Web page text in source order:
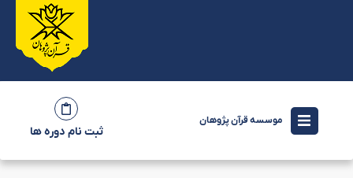
موسسه قرآن پژوهان
ثبت نام دوره ها